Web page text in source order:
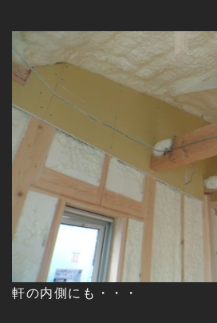
軒の内側にも・・・